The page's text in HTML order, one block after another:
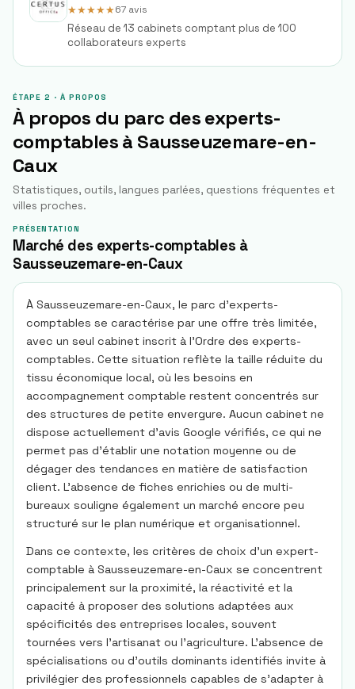
★★★★★67 avis
Réseau de 13 cabinets comptant plus de 100
collaborateurs experts
ÉTAPE 2 · À PROPOS
À propos du parc des experts-
comptables à Sausseuzemare-en-
Caux
Statistiques, outils, langues parlées, questions fréquentes et
villes proches.
PRÉSENTATION
Marché des experts-comptables à
Sausseuzemare-en-Caux
À Sausseuzemare-en-Caux, le parc d'experts-
comptables se caractérise par une offre très limitée,
avec un seul cabinet inscrit à l'Ordre des experts-
comptables. Cette situation reflète la taille réduite du
tissu économique local, où les besoins en
accompagnement comptable restent concentrés sur
des structures de petite envergure. Aucun cabinet ne
dispose actuellement d'avis Google vérifiés, ce qui ne
permet pas d'établir une notation moyenne ou de
dégager des tendances en matière de satisfaction
client. L'absence de fiches enrichies ou de multi-
bureaux souligne également un marché encore peu
structuré sur le plan numérique et organisationnel.
Dans ce contexte, les critères de choix d'un expert-
comptable à Sausseuzemare-en-Caux se concentrent
principalement sur la proximité, la réactivité et la
capacité à proposer des solutions adaptées aux
spécificités des entreprises locales, souvent
tournées vers l'artisanat ou l'agriculture. L'absence de
spécialisations ou d'outils dominants identifiés invite à
privilégier des professionnels capables de s'adapter à